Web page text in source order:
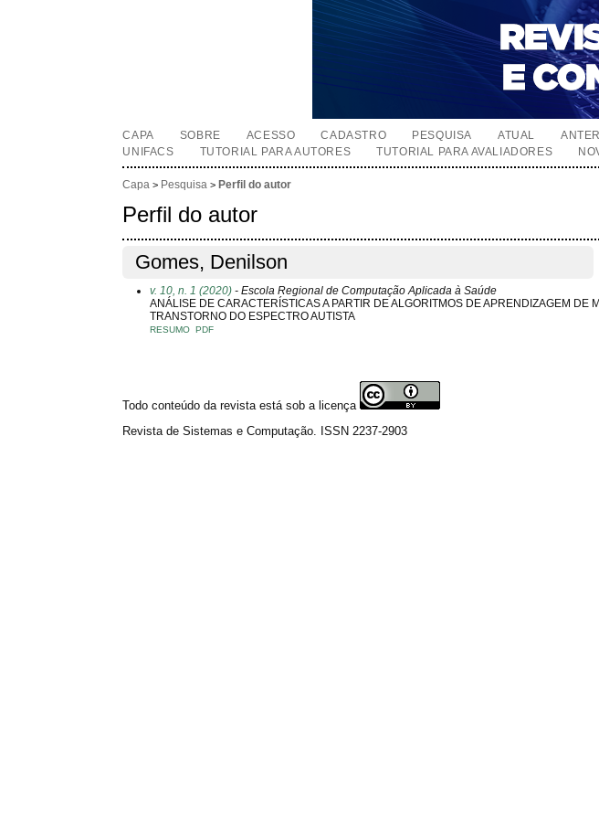
CAPA SOBRE ACESSO CADASTRO PESQUISA ATUAL
UNIFACS
TUTORIAL PARA AUTORES TUTORIAL PARA AVALIADORES
Capa > Pesquisa > Perfil do autor
Perfil do autor
Gomes, Denilson
v. 10, n. 1 (2020) - Escola Regional de Computação Aplicada à Saúde
ANÁLISE DE CARACTERÍSTICAS A PARTIR DE ALGORITMOS DE APRENDIZAGEM DE
TRANSTORNO DO ESPECTRO AUTISTA
RESUMO PDF
Todo conteúdo da revista está sob a licença
Revista de Sistemas e Computação. ISSN 2237-2903